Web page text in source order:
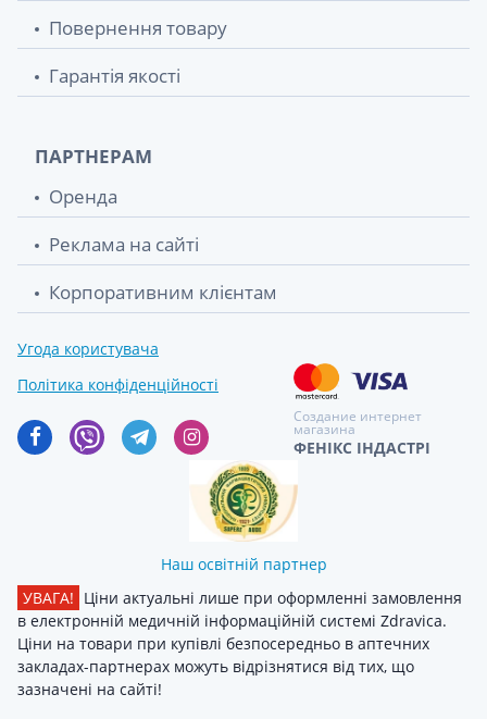
Повернення товару
Гарантія якості
ПАРТНЕРАМ
Оренда
Реклама на сайті
Корпоративним клієнтам
Угода користувача
Політика конфіденційності
Создание интернет
магазина
ФЕНІКС ІНДАСТРІ
Наш освітній партнер
УВАГА! Ціни актуальні лише при оформленні замовлення
в електронній медичній інформаційній системі Zdravica.
Ціни на товари при купівлі безпосередньо в аптечних
закладах-партнерах можуть відрізнятися від тих, що
зазначені на сайті!